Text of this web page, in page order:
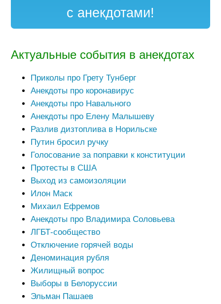
с анекдотами!
Актуальные события в анекдотах
Приколы про Грету Тунберг
Анекдоты про коронавирус
Анекдоты про Навального
Анекдоты про Елену Малышеву
Разлив дизтоплива в Норильске
Путин бросил ручку
Голосование за поправки к конституции
Протесты в США
Выход из самоизоляции
Илон Маск
Михаил Ефремов
Анекдоты про Владимира Соловьева
ЛГБТ-сообщество
Отключение горячей воды
Деноминация рубля
Жилищный вопрос
Выборы в Белоруссии
Эльман Пашаев